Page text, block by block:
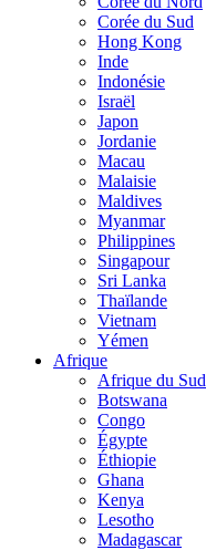
Corée du Sud
Hong Kong
Inde
Indonésie
Israël
Japon
Jordanie
Macau
Malaisie
Maldives
Myanmar
Philippines
Singapour
Sri Lanka
Thaïlande
Vietnam
Yémen
Afrique
Afrique du Sud
Botswana
Congo
Égypte
Éthiopie
Ghana
Kenya
Lesotho
Madagascar